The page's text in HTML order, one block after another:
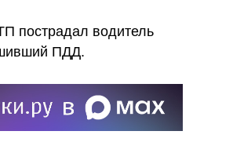
пострадал водитель
ПДД.